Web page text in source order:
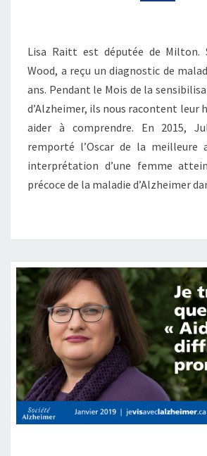
:
LISA
RAITT
Lisa Raitt est députée de Milton.
Wood, a reçu un diagnostic de
ans. Pendant le Mois de la
d’Alzheimer, ils nous racontent leur
aider à comprendre. En 2015,
remporté l’Oscar de la meilleure
interprétation d’une femme
précoce de la maladie d’Alzheimer